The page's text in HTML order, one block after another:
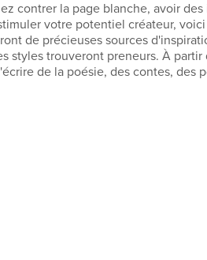
contrer la page blanche, avoir des
votre potentiel créateur, voici
de précieuses sources
styles trouveront preneurs. À partir
de la poésie, des contes, des